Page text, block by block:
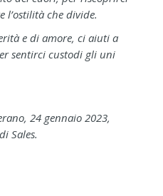
l’ostilità che divide.
e di amore, ci aiuti a
sentirci custodi gli uni
24 gennaio 2023,
Sales.